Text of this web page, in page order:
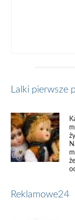
Lalki pierwsze
Reklamowe24